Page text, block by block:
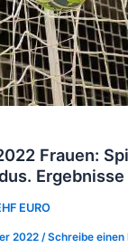
Frauen:
Ergebnisse
EURO
2022 /Schreibe